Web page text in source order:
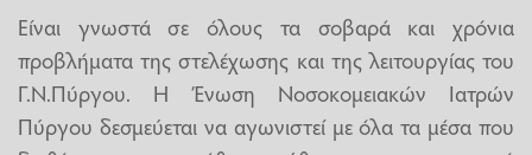
Είναι γνωστά σε όλους τα σοβαρά και χρόνια
προβλήματα της στελέχωσης και της λειτουργίας του
Γ.Ν.Πύργου. Η Ένωση Νοσοκομειακών Ιατρών
Πύργου δεσμεύεται να αγωνιστεί με όλα τα μέσα που